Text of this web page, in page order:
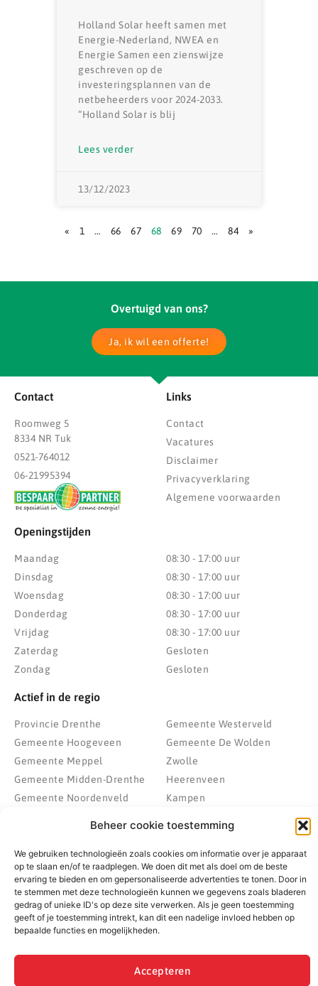
Beheer cookie toestemming
We gebruiken technologieën zoals cookies om informatie over je apparaat
op te slaan en/of te raadplegen. We doen dit met als doel om de beste
ervaring te bieden en om gepersonaliseerde advertenties te tonen. Door in
te stemmen met deze technologieën kunnen we gegevens zoals bladeren
gedrag of unieke ID's op deze site verwerken. Als je geen toestemming
geeft of je toestemming intrekt, kan dit een nadelige invloed hebben op
bepaalde functies en mogelijkheden.
Accepteren
Holland Solar heeft samen met
Energie-Nederland, NWEA en
Energie Samen een zienswijze
geschreven op de
investeringsplannen van de
netbeheerders voor 2024-2033.
“Holland Solar is blij
Lees verder
13/12/2023
« 1 … 66 67 68 69 70 … 84 »
Overtuigd van ons?
Ja, ik wil een offerte!
Contact
Roomweg 5
8334 NR Tuk
0521-764012
06-21995394
Links
Contact
Vacatures
Disclaimer
Privacyverklaring
Algemene voorwaarden
Openingstijden
Maandag
Dinsdag
Woensdag
Donderdag
Vrijdag
Zaterdag
Zondag
08:30 - 17:00 uur
08:30 - 17:00 uur
08:30 - 17:00 uur
08:30 - 17:00 uur
08:30 - 17:00 uur
Gesloten
Gesloten
Actief in de regio
Provincie Drenthe
Gemeente Hoogeveen
Gemeente Meppel
Gemeente Midden-Drenthe
Gemeente Noordenveld
Gemeente Weststellingwerf
Gemeente Westerveld
Gemeente De Wolden
Zwolle
Heerenveen
Kampen
© 2022 - 2026 BespaarPartner | Alle rechten voorbehouden